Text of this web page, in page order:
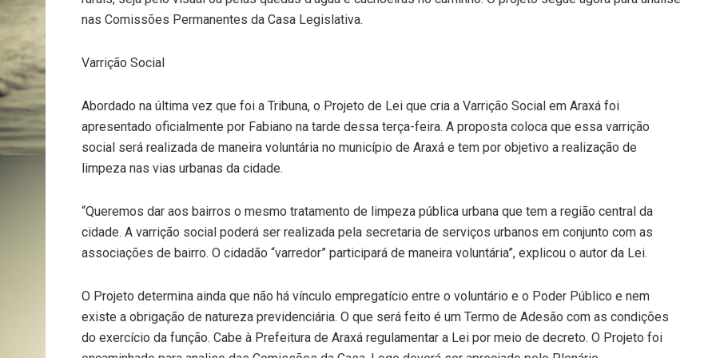
nas Comissões Permanentes da Casa Legislativa.
Varrição Social
Abordado na última vez que foi a Tribuna, o Projeto de Lei que cria a Varrição Social em Araxá foi
apresentado oficialmente por Fabiano na tarde dessa terça-feira. A proposta coloca que essa varrição
social será realizada de maneira voluntária no município de Araxá e tem por objetivo a realização de
limpeza nas vias urbanas da cidade.
“Queremos dar aos bairros o mesmo tratamento de limpeza pública urbana que tem a região central da
cidade. A varrição social poderá ser realizada pela secretaria de serviços urbanos em conjunto com as
associações de bairro. O cidadão “varredor” participará de maneira voluntária”, explicou o autor da Lei.
O Projeto determina ainda que não há vínculo empregatício entre o voluntário e o Poder Público e nem
existe a obrigação de natureza previdenciária. O que será feito é um Termo de Adesão com as condições
do exercício da função. Cabe à Prefeitura de Araxá regulamentar a Lei por meio de decreto. O Projeto foi